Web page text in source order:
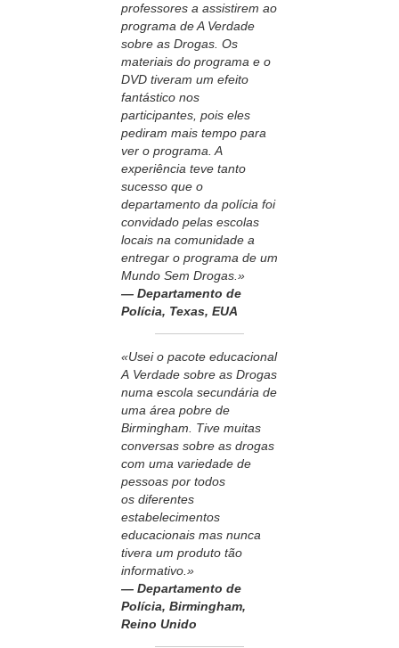
professores a assistirem ao
programa de A Verdade
sobre as Drogas. Os
materiais do programa e o
DVD tiveram um efeito
fantástico nos
participantes, pois eles
pediram mais tempo para
ver o programa. A
experiência teve tanto
sucesso que o
departamento da polícia foi
convidado pelas escolas
locais na comunidade a
entregar o programa de um
Mundo Sem Drogas.»
— Departamento de
Polícia, Texas, EUA
«Usei o pacote educacional
A Verdade sobre as Drogas
numa escola secundária de
uma área pobre de
Birmingham. Tive muitas
conversas sobre as drogas
com uma variedade de
pessoas por todos
os diferentes
estabelecimentos
educacionais mas nunca
tivera um produto tão
informativo.»
— Departamento de
Polícia, Birmingham,
Reino Unido